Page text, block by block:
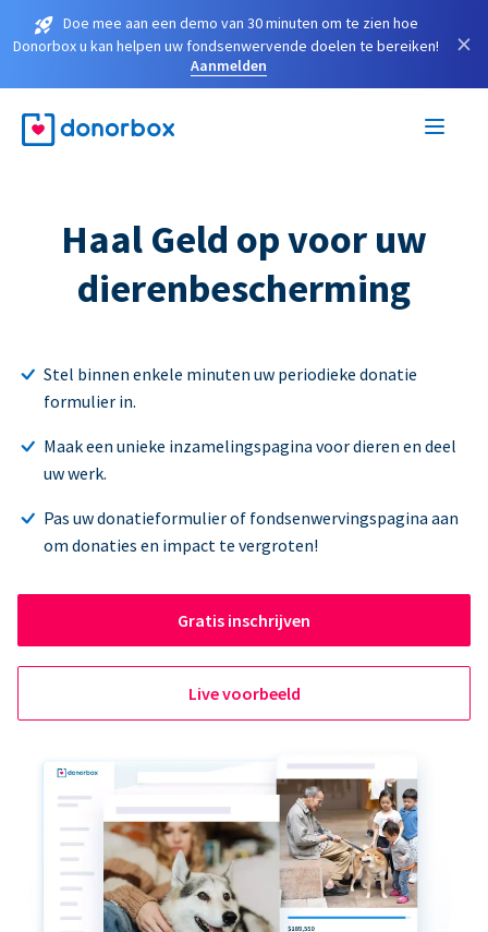
Doe mee aan een demo van 30 minuten om te zien hoe
Donorbox u kan helpen uw fondsenwervende doelen te bereiken!
Aanmelden
×
Haal Geld op voor uw
dierenbescherming
Stel binnen enkele minuten uw periodieke donatie
formulier in.
Maak een unieke inzamelingspagina voor dieren en deel
uw werk.
Pas uw donatieformulier of fondsenwervingspagina aan
om donaties en impact te vergroten!
Gratis inschrijven
Live voorbeeld